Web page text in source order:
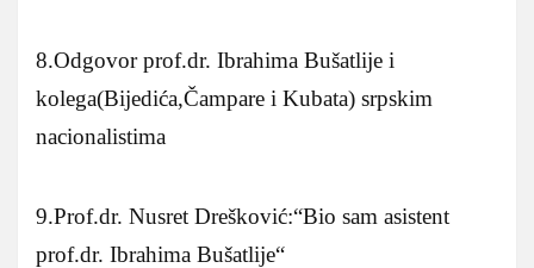
8.Odgovor prof.dr. Ibrahima Bušatlije i
kolega(Bijedića,Čampare i Kubata) srpskim
nacionalistima
9.Prof.dr. Nusret Drešković:“Bio sam asistent
prof.dr. Ibrahima Bušatlije“